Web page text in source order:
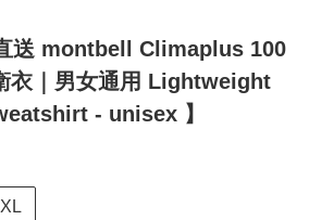
送 montbell Climaplus 100
衣｜男女通用 Lightweight
- unisex 】
XL